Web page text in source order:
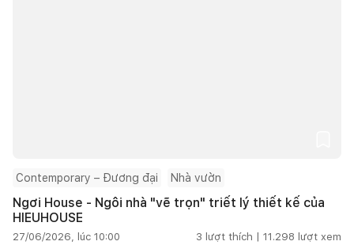
Contemporary – Đương đại Nhà vườn
Ngơi House - Ngôi nhà "vẽ trọn" triết lý thiết kế của
HIEUHOUSE
27/06/2026, lúc 10:00 3 lượt thích | 11.298 lượt xem